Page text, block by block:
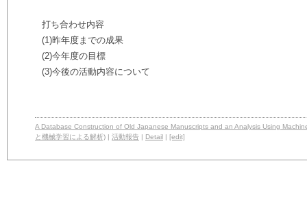
打ち合わせ内容
(1)昨年度までの成果
(2)今年度の目標
(3)今後の活動内容について
A Database Construction of Old Japanese Manuscripts and an Analysis Using
と機械学習による解析) | 活動報告 | Detail | [edit]